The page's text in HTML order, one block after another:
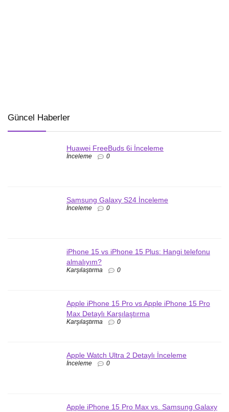
Güncel Haberler
Huawei FreeBuds 6i İnceleme
İnceleme 0
Samsung Galaxy S24 İnceleme
İnceleme 0
iPhone 15 vs iPhone 15 Plus: Hangi telefonu
almalıyım?
Karşılaştırma 0
Apple iPhone 15 Pro vs Apple iPhone 15 Pro
Max Detaylı Karşılaştırma
Karşılaştırma 0
Apple Watch Ultra 2 Detaylı İnceleme
İnceleme 0
Apple iPhone 15 Pro Max vs. Samsung Galaxy